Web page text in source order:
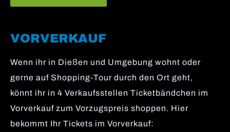
VORVERKAUF
Wenn ihr in Dießen und Umgebung wohnt oder
gerne auf Shopping-Tour durch den Ort geht,
könnt ihr in 4 Verkaufsstellen Ticketbändchen im
Vorverkauf zum Vorzugspreis shoppen. Hier
bekommt Ihr Tickets im Vorverkauf: